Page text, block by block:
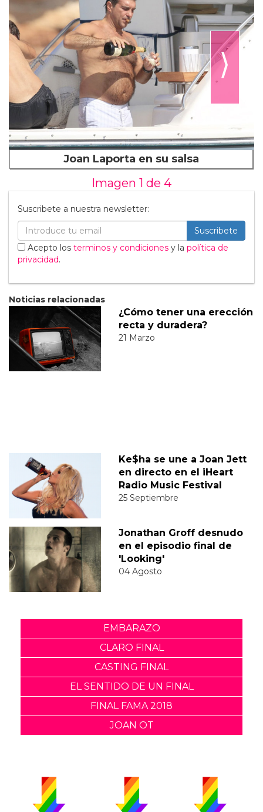
⟩
Joan Laporta en su salsa
Imagen 1 de 4
Suscribete a nuestra newsletter:
Suscribete
Acepto los terminos y condiciones y la política de
privacidad.
Noticias relacionadas
¿Cómo tener una erección
recta y duradera?
21 Marzo
Ke$ha se une a Joan Jett
en directo en el iHeart
Radio Music Festival
25 Septiembre
Jonathan Groff desnudo
en el episodio final de
'Looking'
04 Agosto
EMBARAZO
CLARO FINAL
CASTING FINAL
EL SENTIDO DE UN FINAL
FINAL FAMA 2018
JOAN OT